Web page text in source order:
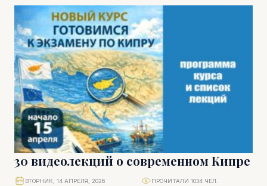
положение, тогда как бензиновые модели
стремительно теряют позиции. Эти...
30 видеолекций о современном Кипре
ВТОРНИК, 14 АПРЕЛЯ, 2026 ПРОЧИТАЛИ 1034 ЧЕЛ.